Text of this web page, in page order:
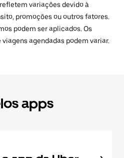
variações devido à
promoções ou outros fatores.
podem ser aplicados. Os
agendadas podem variar.
apps